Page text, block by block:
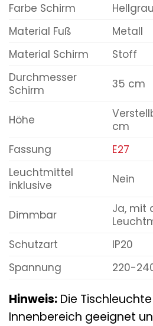
Farbe Schirm
Hellgrau
Material Fuß
Metall
Material Schirm
Stoff
Durchmesser
Schirm
35 cm
Höhe
cm
Fassung
E27
Leuchtmittel
inklusive
Nein
Dimmbar
Ja, mit
Schutzart
IP20
Spannung
220-
Hinweis: Die
Innenbereich geeignet